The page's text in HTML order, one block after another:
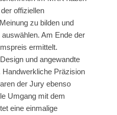
offiziellen
zu bilden und
Am Ende der
ermittelt.
und angewandte
Präzision
der Jury ebenso
Umgang mit dem
eine einmalige